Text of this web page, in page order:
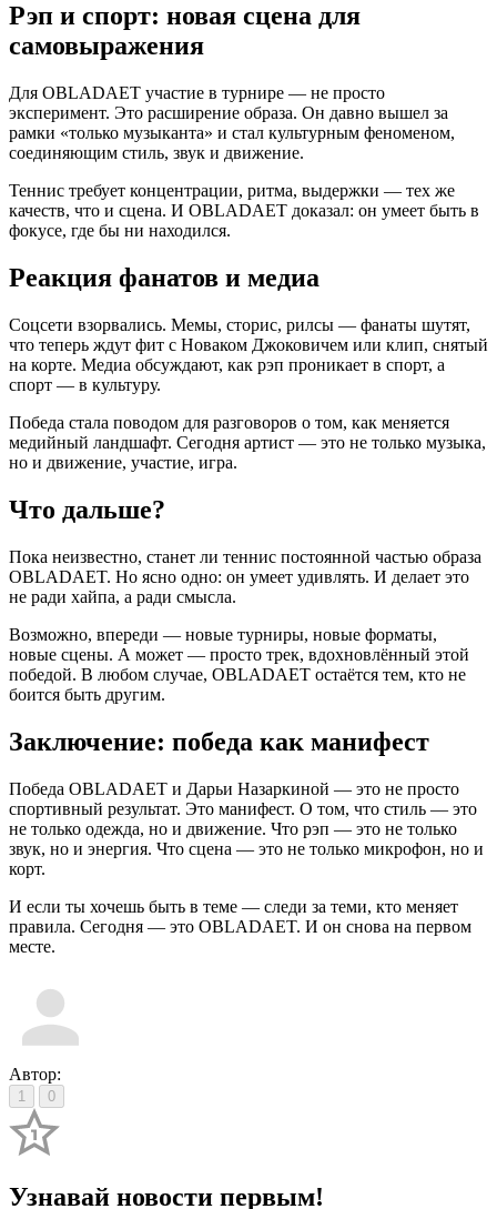
Рэп и спорт: новая сцена для
самовыражения
Для OBLADAET участие в турнире — не просто
эксперимент. Это расширение образа. Он давно вышел за
рамки «только музыканта» и стал культурным феноменом,
соединяющим стиль, звук и движение.
Теннис требует концентрации, ритма, выдержки — тех же
качеств, что и сцена. И OBLADAET доказал: он умеет быть в
фокусе, где бы ни находился.
Реакция фанатов и медиа
Соцсети взорвались. Мемы, сторис, рилсы — фанаты шутят,
что теперь ждут фит с Новаком Джоковичем или клип, снятый
на корте. Медиа обсуждают, как рэп проникает в спорт, а
спорт — в культуру.
Победа стала поводом для разговоров о том, как меняется
медийный ландшафт. Сегодня артист — это не только музыка,
но и движение, участие, игра.
Что дальше?
Пока неизвестно, станет ли теннис постоянной частью образа
OBLADAET. Но ясно одно: он умеет удивлять. И делает это
не ради хайпа, а ради смысла.
Возможно, впереди — новые турниры, новые форматы,
новые сцены. А может — просто трек, вдохновлённый этой
победой. В любом случае, OBLADAET остаётся тем, кто не
боится быть другим.
Заключение: победа как манифест
Победа OBLADAET и Дарьи Назаркиной — это не просто
спортивный результат. Это манифест. О том, что стиль — это
не только одежда, но и движение. Что рэп — это не только
звук, но и энергия. Что сцена — это не только микрофон, но и
корт.
И если ты хочешь быть в теме — следи за теми, кто меняет
правила. Сегодня — это OBLADAET. И он снова на первом
месте.
Автор:
1 0
Узнавай новости первым!